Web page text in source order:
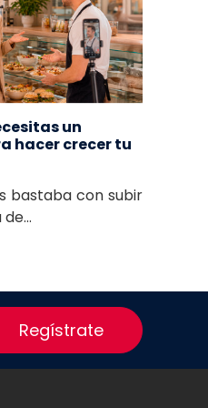
un
hacer crecer tu
bastaba con subir
Regístrate